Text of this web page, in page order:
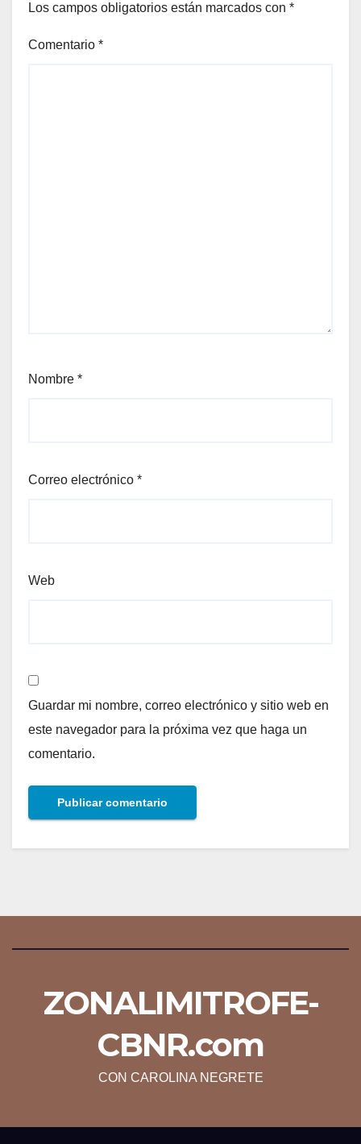
Los campos obligatorios están marcados con *
Comentario *
Nombre *
Correo electrónico *
Web
Guardar mi nombre, correo electrónico y sitio web en
este navegador para la próxima vez que haga un
comentario.
ZONALIMITROFE-
CBNR.com
CON CAROLINA NEGRETE